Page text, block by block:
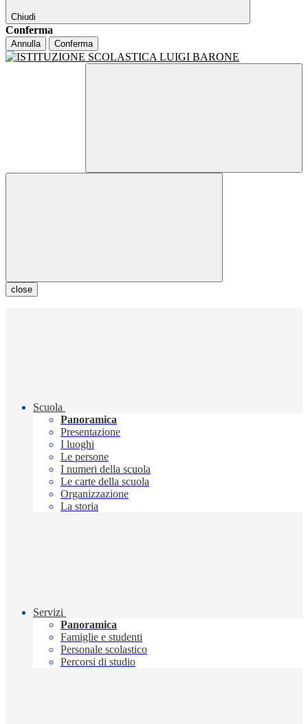
Chiudi
Conferma
Annulla Conferma
close
Scuola
Panoramica
Presentazione
I luoghi
Le persone
I numeri della scuola
Le carte della scuola
Organizzazione
La storia
Servizi
Panoramica
Famiglie e studenti
Personale scolastico
Percorsi di studio